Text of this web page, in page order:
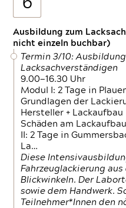
6
Ausbildung zum
nicht einzeln buchbar)
Termin 3/10:
Lacksachverständigen
9.00—16.30 Uhr
Modul I: 2 Tage in
Grundlagen der
Hersteller +
Schäden am
II: 2 Tage in
La…
Diese
Fahrzeuglackierung
Blickwinkeln. Der
sowie dem Handwerk.
Teilnehmer*Innen den